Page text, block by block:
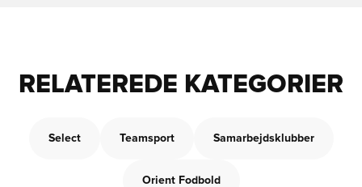
RELATEREDE KATEGORIER
Select Teamsport Samarbejdsklubber
Orient Fodbold